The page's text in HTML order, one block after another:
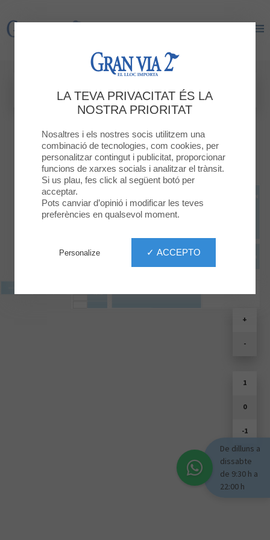
Gran Via 2
+
-
1
0
-1
De dilluns a
dissabte
de 9:30 h a
22:00 h
LA TEVA PRIVACITAT ÉS LA
NOSTRA PRIORITAT
Nosaltres i els nostres socis utilitzem una
combinació de tecnologies, com cookies, per
personalitzar contingut i publicitat, proporcionar
funcions de xarxes socials i analitzar el trànsit.
Si us plau, fes click al següent botó per
acceptar.
Pots canviar d’opinió i modificar les teves
preferències en qualsevol moment.
✓ ACCEPTO
Personalize